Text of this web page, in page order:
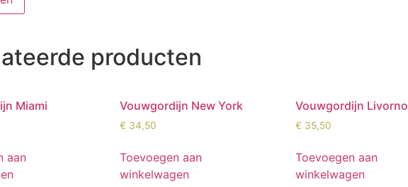
producten
Miami
aan
Vouwgordijn New York
€ 34,50
Toevoegen aan
winkelwagen
Vouwgordijn Livorno
€ 35,50
Toevoegen aan
winkelwagen